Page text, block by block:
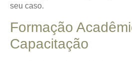
seu caso.
Formação
Capacitação